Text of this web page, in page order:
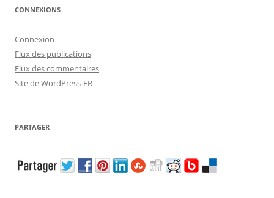
CONNEXIONS
Connexion
Flux des publications
Flux des commentaires
Site de WordPress-FR
PARTAGER